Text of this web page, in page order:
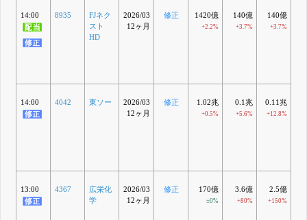
14:00 8935
FJネク
スト
HD
2026/03
12ヶ月
修正 1420億
+2.2%
140億
+3.7%
140億
+3.7%
14:00 4042 東ソー
2026/03
12ヶ月
修正 1.02兆
+0.5%
0.1兆
+5.6%
0.11兆
+12.8%
13:00 4367
広栄化
学
2026/03
12ヶ月
修正 170億
±0%
3.6億
+80%
2.5億
+150%